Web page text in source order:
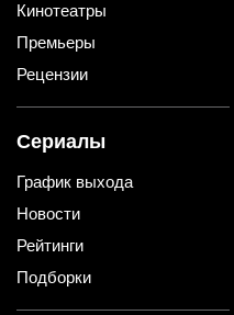
Кинотеатры
Премьеры
Рецензии
Сериалы
График выхода
Новости
Рейтинги
Подборки